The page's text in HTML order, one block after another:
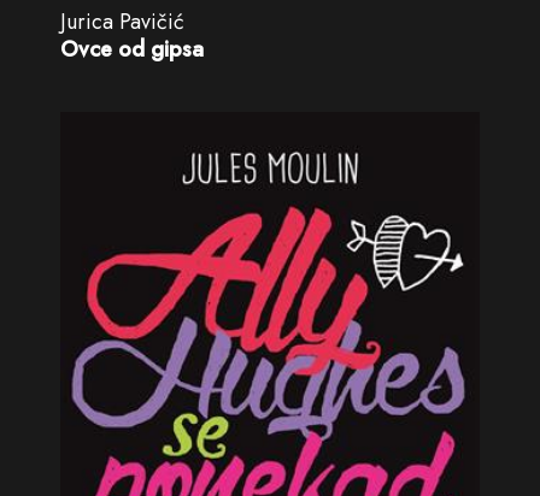
Jurica Pavičić
Ovce od gipsa